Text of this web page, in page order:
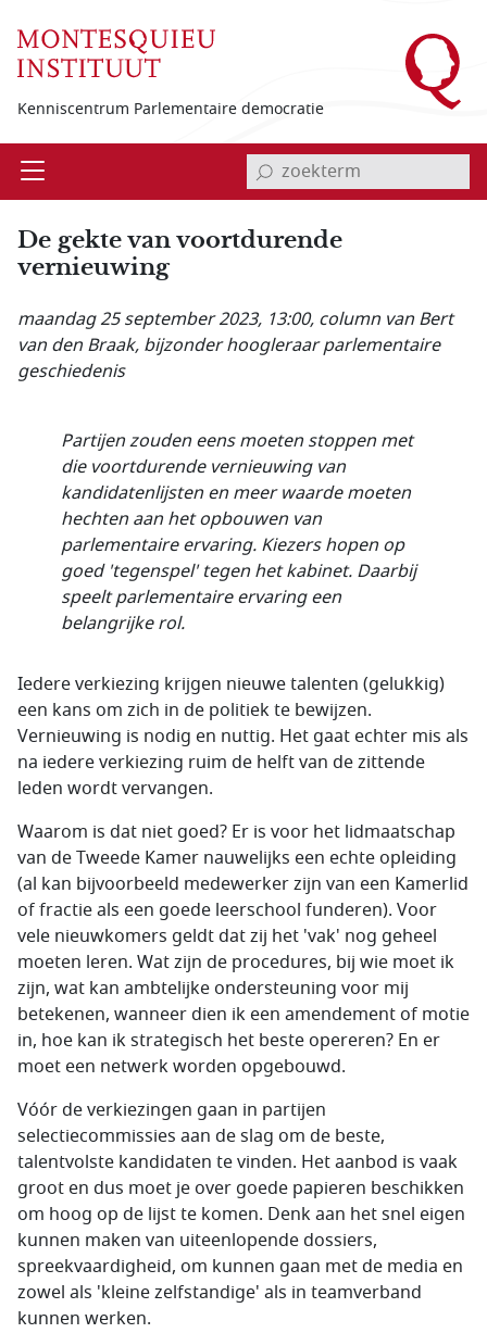
Kenniscentrum Parlementaire democratie
Open invoerveld zoekterm
De gekte van voortdurende
vernieuwing
maandag 25 september 2023, 13:00, column van Bert
van den Braak, bijzonder hoogleraar parlementaire
geschiedenis
Partijen zouden eens moeten stoppen met
die voortdurende vernieuwing van
kandidatenlijsten en meer waarde moeten
hechten aan het opbouwen van
parlementaire ervaring. Kiezers hopen op
goed 'tegenspel' tegen het kabinet. Daarbij
speelt parlementaire ervaring een
belangrijke rol.
Iedere verkiezing krijgen nieuwe talenten (gelukkig)
een kans om zich in de politiek te bewijzen.
Vernieuwing is nodig en nuttig. Het gaat echter mis als
na iedere verkiezing ruim de helft van de zittende
leden wordt vervangen.
Waarom is dat niet goed? Er is voor het lidmaatschap
van de Tweede Kamer nauwelijks een echte opleiding
(al kan bijvoorbeeld medewerker zijn van een Kamerlid
of fractie als een goede leerschool funderen). Voor
vele nieuwkomers geldt dat zij het 'vak' nog geheel
moeten leren. Wat zijn de procedures, bij wie moet ik
zijn, wat kan ambtelijke ondersteuning voor mij
betekenen, wanneer dien ik een amendement of motie
in, hoe kan ik strategisch het beste opereren? En er
moet een netwerk worden opgebouwd.
Vóór de verkiezingen gaan in partijen
selectiecommissies aan de slag om de beste,
talentvolste kandidaten te vinden. Het aanbod is vaak
groot en dus moet je over goede papieren beschikken
om hoog op de lijst te komen. Denk aan het snel eigen
kunnen maken van uiteenlopende dossiers,
spreekvaardigheid, om kunnen gaan met de media en
zowel als 'kleine zelfstandige' als in teamverband
kunnen werken.